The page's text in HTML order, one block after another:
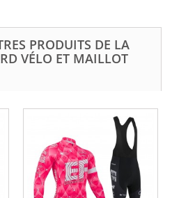
PRODUITS DE LA
VÉLO ET MAILLOT